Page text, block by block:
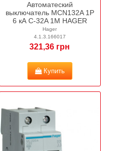
Автоматеский
выключатель MCN132A 1P
6 кА C-32A 1M HAGER
Hager
4.1.3.166017
321,36 грн
Купить